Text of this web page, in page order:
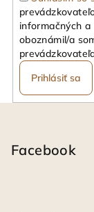
informačných
oboznámil/a
Prihlásiť sa
Facebook